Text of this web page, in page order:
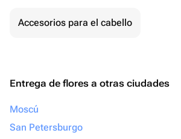
Accesorios para el cabello
Entrega de flores a otras ciudades
Moscú
San Petersburgo